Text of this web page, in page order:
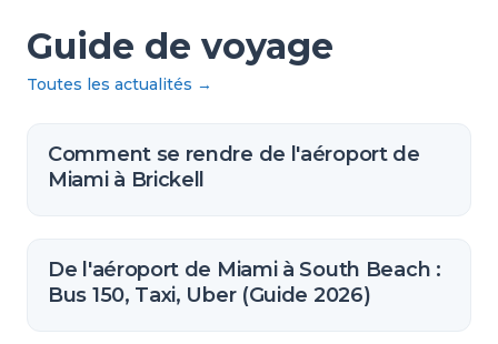
Guide de voyage
Toutes les actualités →
Comment se rendre de l'aéroport de
Miami à Brickell
De l'aéroport de Miami à South Beach :
Bus 150, Taxi, Uber (Guide 2026)